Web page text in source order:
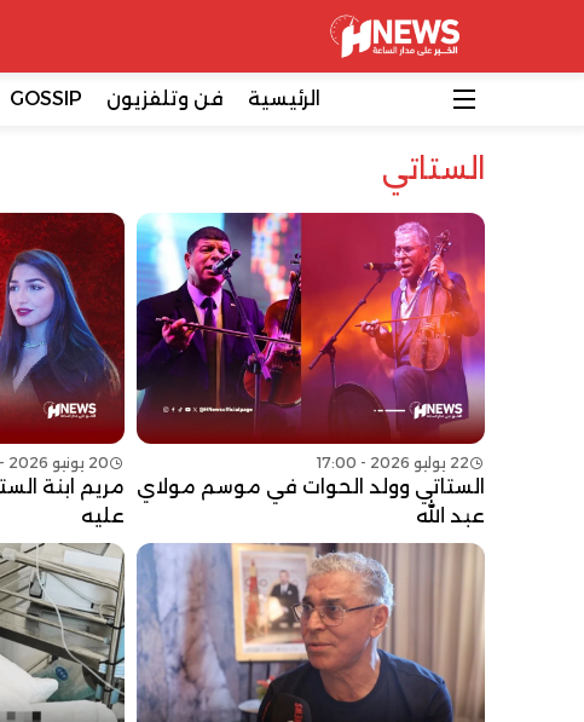
الرئيسية فن وتلفزيون GOSSIP
الستاتي
22 يوليو 2026 - 17:00
الستاتي وولد الحوات في موسم مولاي
عبد الله
20 يونيو 2026 - 21:00
مريم ابنة
عليه